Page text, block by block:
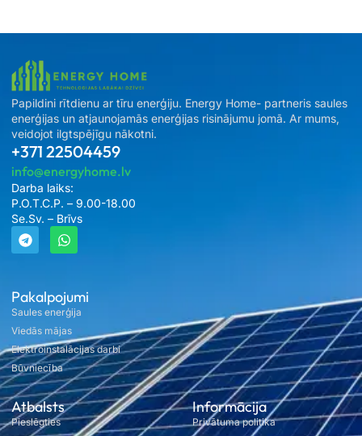
Pakalpojumi
Saules enerģija
Viedās mājas
Elektroinstalācijas darbi
Būvniecība
Atbalsts
Pieslēgties
Informācija
Privātuma politika
Papildini rītdienu ar tīru enerģiju. Energy Home- partneris saules
enerģijas un atjaunojamās enerģijas risinājumu jomā. Ar mums,
veidojot ilgtspējīgu nākotni.
+371 22504459
info@energyhome.lv
Darba laiks:
P.O.T.C.P. – 9.00-18.00
Se.Sv. – Brīvs